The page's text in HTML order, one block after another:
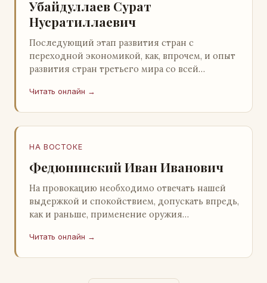
Убайдуллаев Сурат
Нусратиллаевич
Последующий этап развития стран с
переходной экономикой, как, впрочем, и опыт
развития стран третьего мира со всей
ошибочность такого предс…
Читать онлайн →
НА ВОСТОКЕ
Федюнинский Иван Иванович
На провокацию необходимо отвечать нашей
выдержкой и спокойствием, допускать впредь,
как и раньше, применение оружия
самообороны о…
Читать онлайн →